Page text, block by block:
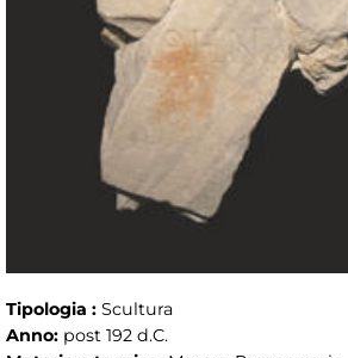
Tipologia : Scultura
Anno: post 192 d.C.